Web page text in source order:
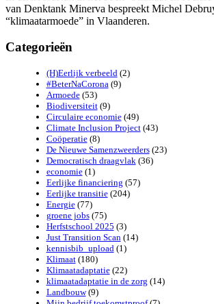
van Denktank Minerva bespreekt Michel
“klimaatarmoede” in Vlaanderen.
Categorieën
(H)Eerlijk verbeeld (2)
#BeterNaCorona (9)
Armoede(53)
Biodiversiteit(9)
Circulaire economie(49)
Climate Inclusion Project(43)
Coöperatie(8)
De Nieuwe Samenzweerders(23)
Democratisch draagvlak (36)
economie(1)
Eerlijke financiering (57)
Eerlijke transitie(204)
Energie(77)
groene jobs(75)
Herfstschool 2025 (3)
Just Transition Scan (14)
kennisbib_upload (1)
Klimaat(180)
Klimaatadaptatie(22)
klimaatadaptatie in de zorg (14)
Landbouw(9)